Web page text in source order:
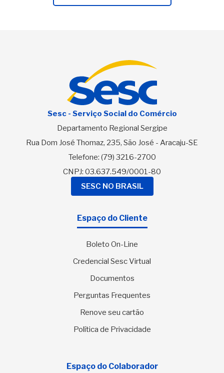
Sesc - Serviço Social do Comércio
Departamento Regional Sergipe
Rua Dom José Thomaz, 235, São José - Aracaju-SE
Telefone: (79) 3216-2700
CNPJ: 03.637.549/0001-80
SESC NO BRASIL
Espaço do Cliente
Boleto On-Line
Credencial Sesc Virtual
Documentos
Perguntas Frequentes
Renove seu cartão
Política de Privacidade
Espaço do Colaborador